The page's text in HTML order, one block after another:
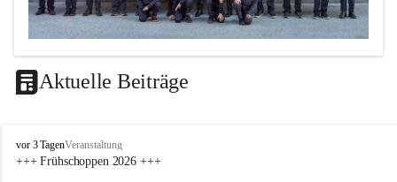
Aktuelle Beiträge
F
F
vor 3 TagenVeranstaltung
+++ Frühschoppen 2026 +++